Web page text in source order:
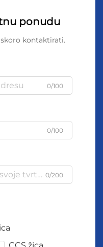
ponudu
kontaktirati.
0/100
0/100
0/200
CCS žica